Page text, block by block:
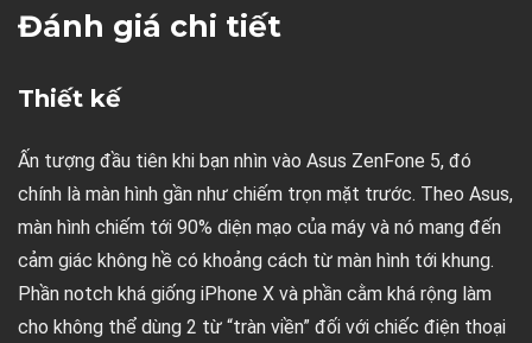
Đánh giá chi tiết
Thiết kế
Ấn tượng đầu tiên khi bạn nhìn vào Asus ZenFone 5, đó
chính là màn hình gần như chiếm trọn mặt trước. Theo Asus,
màn hình chiếm tới 90% diện mạo của máy và nó mang đến
cảm giác không hề có khoảng cách từ màn hình tới khung.
Phần notch khá giống iPhone X và phần cằm khá rộng làm
cho không thể dùng 2 từ “tràn viền” đối với chiếc điện thoại